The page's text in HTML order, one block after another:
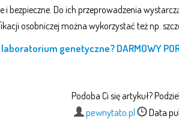
i bezpieczne. Do ich przeprowadzenia
osobniczej można wykorzystać też np.
genetyczne? DARMOWY
Podoba Ci się artykuł?
pewnytato.pl
Data